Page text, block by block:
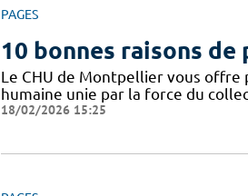
PAGES
10 bonnes raisons de
Le CHU de Montpellier vous offre
humaine unie par la force du
18/02/2026 15:25